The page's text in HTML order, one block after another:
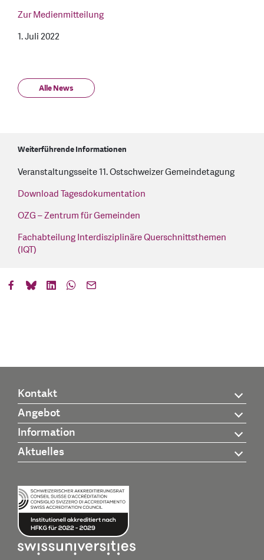
Zur Medienmitteilung
1. Juli 2022
Alle News
Weiterführende Informationen
Veranstaltungsseite 11. Ostschweizer Gemeindetagung
Download Tagesdokumentation
OZG – Zentrum für Gemeinden
Fachabteilung Interdisziplinäre Querschnittsthemen
(IQT)
Kontakt
Angebot
Information
Aktuelles